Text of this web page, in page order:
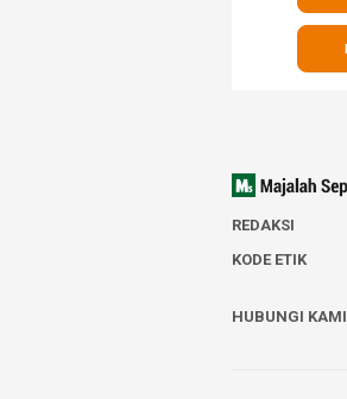
REDAKSI
KODE ETIK
HUBUNGI KAMI